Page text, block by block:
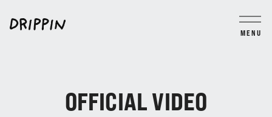
MENU
OFFICIAL VIDEO